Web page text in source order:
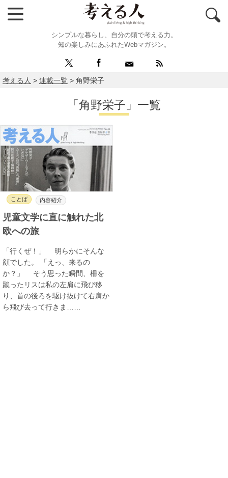
シンプルな暮らし、自分の頭で考える力。
知の楽しみにあふれたWebマガジン。
考える人 > 連載一覧 > 角野栄子
「角野栄子」一覧
ことば 内容紹介
児童文学に直に触れた北
欧への旅
「行くぜ！」 明らかにそんな
顔でした。 「えっ、来るの
か？」 そう思った瞬間、柵を
蹴ったリスは私の左肩に飛び移
り、首の後ろを駆け抜けて右肩か
ら飛び去って行きま……